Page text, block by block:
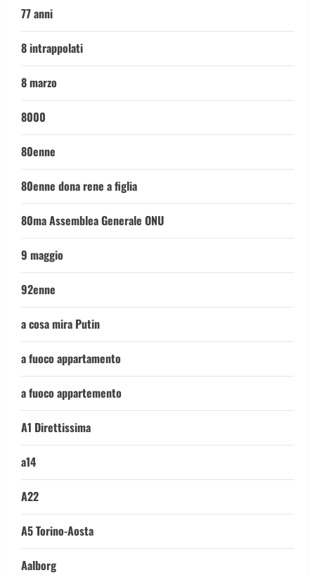
77 anni
8 intrappolati
8 marzo
8000
80enne
80enne dona rene a figlia
80ma Assemblea Generale ONU
9 maggio
92enne
a cosa mira Putin
a fuoco appartamento
a fuoco appartemento
A1 Direttissima
a14
A22
A5 Torino-Aosta
Aalborg